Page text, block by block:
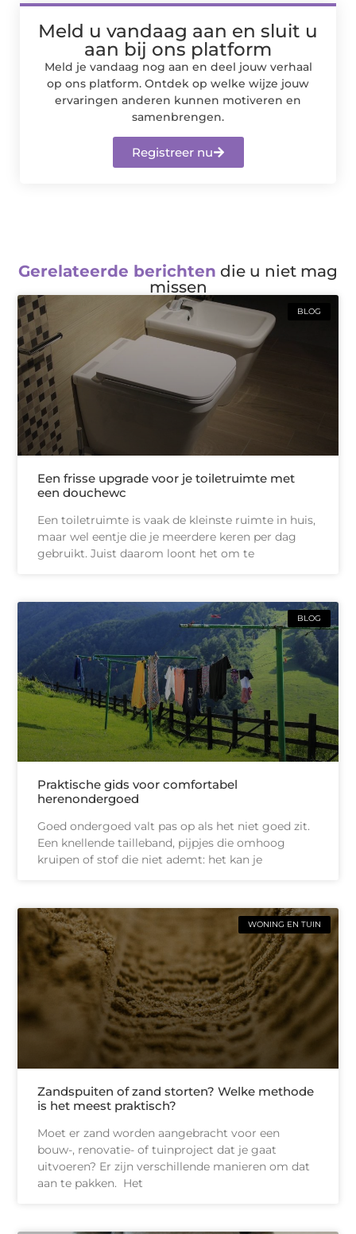
Meld u vandaag aan en sluit u
aan bij ons platform
Meld je vandaag nog aan en deel jouw verhaal
op ons platform. Ontdek op welke wijze jouw
ervaringen anderen kunnen motiveren en
samenbrengen.
Registreer nu
Gerelateerde berichten die u niet mag
missen
BLOG
Een frisse upgrade voor je toiletruimte met
een douchewc
Een toiletruimte is vaak de kleinste ruimte in huis,
maar wel eentje die je meerdere keren per dag
gebruikt. Juist daarom loont het om te
BLOG
Praktische gids voor comfortabel
herenondergoed
Goed ondergoed valt pas op als het niet goed zit.
Een knellende tailleband, pijpjes die omhoog
kruipen of stof die niet ademt: het kan je
WONING EN TUIN
Zandspuiten of zand storten? Welke methode
is het meest praktisch?
Moet er zand worden aangebracht voor een
bouw-, renovatie- of tuinproject dat je gaat
uitvoeren? Er zijn verschillende manieren om dat
aan te pakken. Het